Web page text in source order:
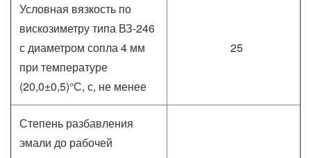
Условная вязкость по
вискозиметру типа ВЗ-246
с диаметром сопла 4 мм
при температуре
(20,0±0,5)°С, с, не менее
25
Степень разбавления
эмали до рабочей